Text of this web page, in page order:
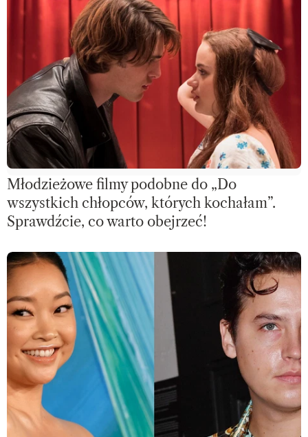
Młodzieżowe filmy podobne do „Do
wszystkich chłopców, których kochałam”.
Sprawdźcie, co warto obejrzeć!